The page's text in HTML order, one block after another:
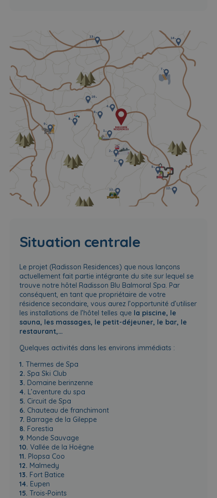
Situation centrale
Le projet (Radisson Residences) que nous lançons
actuellement fait partie intégrante du site sur lequel se
trouve notre hôtel Radisson Blu Balmoral Spa. Par
conséquent, en tant que propriétaire de votre
résidence secondaire, vous aurez l’opportunité d’utiliser
les installations de l’hôtel telles que la piscine, le
sauna, les massages, le petit-déjeuner, le bar, le
restaurant,…
Quelques activités dans les environs immédiats :
1. Thermes de Spa
2. Spa Ski Club
3. Domaine berinzenne
4. L’aventure du spa
5. Circuit de Spa
6. Chauteau de franchimont
7. Barrage de la Gileppe
8. Forestia
9. Monde Sauvage
10. Vallée de la Hoëgne
11. Plopsa Coo
12. Malmedy
13. Fort Batice
14. Eupen
15. Trois-Points